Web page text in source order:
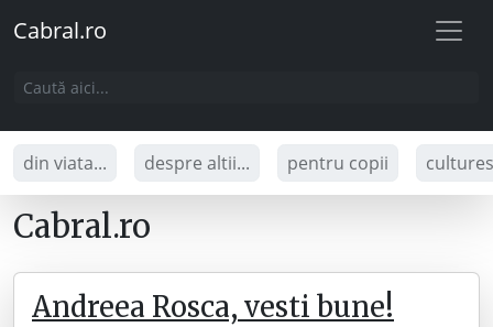
Cabral.ro
din viata... despre altii... pentru copii
Cabral.ro
Andreea Rosca, vesti bune!